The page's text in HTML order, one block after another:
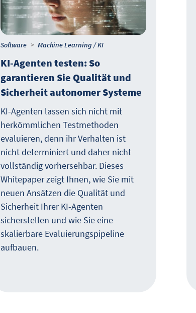
Software Machine Learning / KI
KI-Agenten testen: So
garantieren Sie Qualität und
Sicherheit autonomer Systeme
KI-Agenten lassen sich nicht mit
herkömmlichen Testmethoden
evaluieren, denn ihr Verhalten ist
nicht determiniert und daher nicht
vollständig vorhersehbar. Dieses
Whitepaper zeigt Ihnen, wie Sie mit
neuen Ansätzen die Qualität und
Sicherheit Ihrer KI-Agenten
sicherstellen und wie Sie eine
skalierbare Evaluierungspipeline
aufbauen.